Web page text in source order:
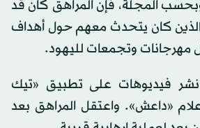
المجلة، فإن المراهق كان قد
كان يتحدث معهم حول أهداف
مهرجانات وتجمعات لليهود.
نشر فيديوهات على تطبيق «تيك
«داعش». واعتقل المراهق بعد